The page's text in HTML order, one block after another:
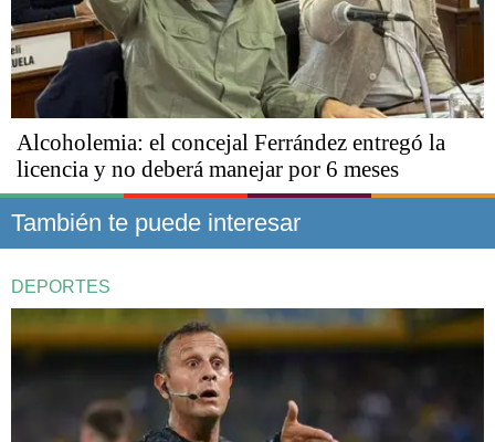
Alcoholemia: el concejal Ferrández entregó la
licencia y no deberá manejar por 6 meses
También te puede interesar
DEPORTES